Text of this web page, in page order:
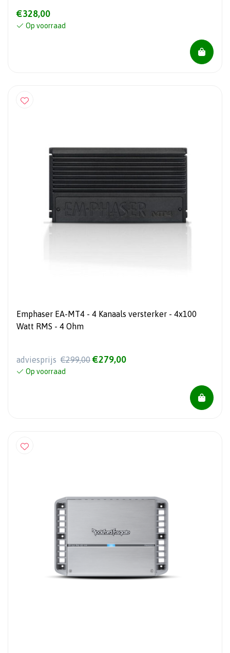
€328,00
Op voorraad
Emphaser EA-MT4 - 4 Kanaals versterker - 4x100
Watt RMS - 4 Ohm
adviesprijs €299,00 €279,00
Op voorraad